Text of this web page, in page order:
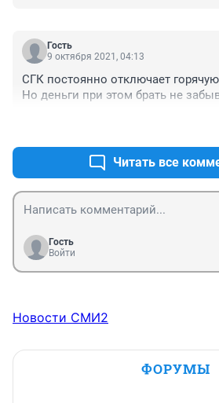
товарищщщ Шатовалов А.А
документ об отключении
детьми!!!! И штраф ему бы личный
Гость
9 октября 2021, 04:13
СГК постоянно отключает
Но деньги при этом брать не
Читать все
Гость
Войти
Новости СМИ2
ФОРУМЫ